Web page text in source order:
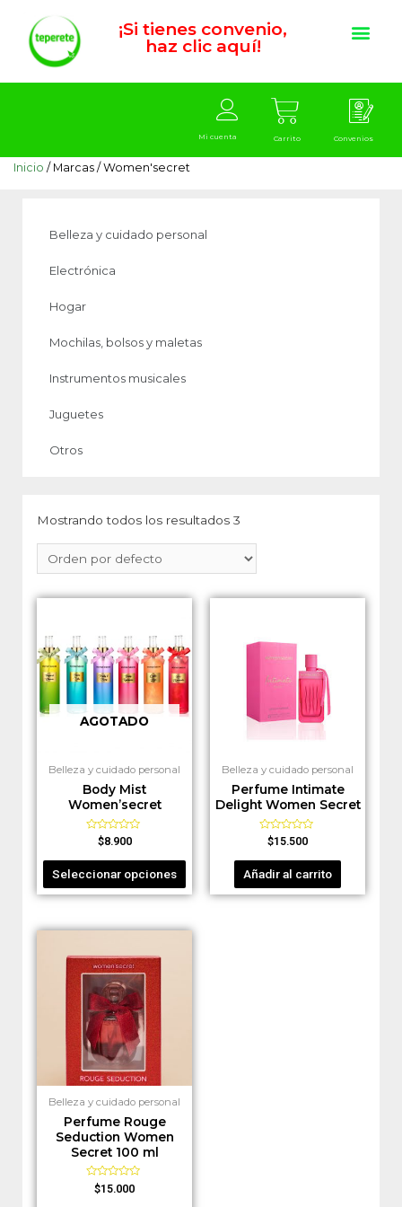
¡Si tienes convenio,
haz clic aquí!
Mi cuenta Carrito Convenios
Inicio / Marcas / Women'secret
Belleza y cuidado personal
Electrónica
Hogar
Mochilas, bolsos y maletas
Instrumentos musicales
Juguetes
Otros
Mostrando todos los resultados 3
AGOTADO
Belleza y cuidado personal
Body Mist
Women’secret
Valorado
0
de
5
$8.900
Seleccionar opciones
Belleza y cuidado personal
Perfume Intimate
Delight Women Secret
Valorado
0
5
$15.500
Añadir al carrito
Belleza y cuidado personal
Perfume Rouge
Seduction Women
Secret 100 ml
Valorado
en
$15.000